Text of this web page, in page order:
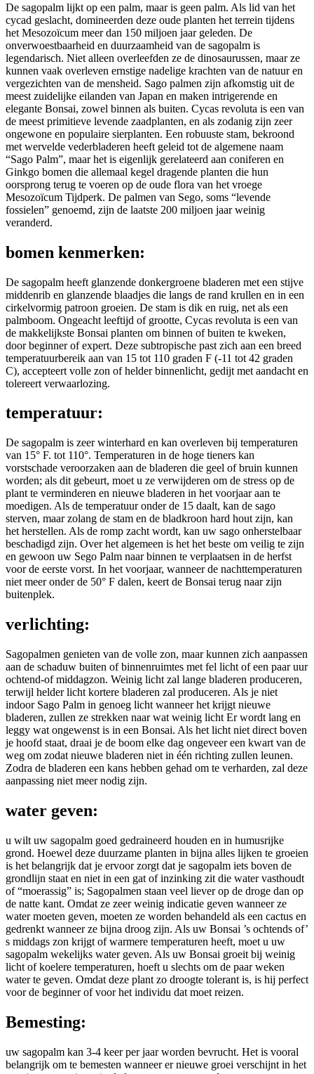
De sagopalm lijkt op een palm, maar is geen palm. Als lid van het
cycad geslacht, domineerden deze oude planten het terrein tijdens
het Mesozoïcum meer dan 150 miljoen jaar geleden. De
onverwoestbaarheid en duurzaamheid van de sagopalm is
legendarisch. Niet alleen overleefden ze de dinosaurussen, maar ze
kunnen vaak overleven ernstige nadelige krachten van de natuur en
vergezichten van de mensheid. Sago palmen zijn afkomstig uit de
meest zuidelijke eilanden van Japan en maken intrigerende en
elegante Bonsai, zowel binnen als buiten. Cycas revoluta is een van
de meest primitieve levende zaadplanten, en als zodanig zijn zeer
ongewone en populaire sierplanten. Een robuuste stam, bekroond
met wervelde vederbladeren heeft geleid tot de algemene naam
“Sago Palm”, maar het is eigenlijk gerelateerd aan coniferen en
Ginkgo bomen die allemaal kegel dragende planten die hun
oorsprong terug te voeren op de oude flora van het vroege
Mesozoïcum Tijdperk. De palmen van Sego, soms “levende
fossielen” genoemd, zijn de laatste 200 miljoen jaar weinig
veranderd.
bomen kenmerken:
De sagopalm heeft glanzende donkergroene bladeren met een stijve
middenrib en glanzende blaadjes die langs de rand krullen en in een
cirkelvormig patroon groeien. De stam is dik en ruig, net als een
palmboom. Ongeacht leeftijd of grootte, Cycas revoluta is een van
de makkelijkste Bonsai planten om binnen of buiten te kweken,
door beginner of expert. Deze subtropische past zich aan een breed
temperatuurbereik aan van 15 tot 110 graden F (-11 tot 42 graden
C), accepteert volle zon of helder binnenlicht, gedijt met aandacht en
tolereert verwaarlozing.
temperatuur:
De sagopalm is zeer winterhard en kan overleven bij temperaturen
van 15° F. tot 110°. Temperaturen in de hoge tieners kan
vorstschade veroorzaken aan de bladeren die geel of bruin kunnen
worden; als dit gebeurt, moet u ze verwijderen om de stress op de
plant te verminderen en nieuwe bladeren in het voorjaar aan te
moedigen. Als de temperatuur onder de 15 daalt, kan de sago
sterven, maar zolang de stam en de bladkroon hard hout zijn, kan
het herstellen. Als de romp zacht wordt, kan uw sago onherstelbaar
beschadigd zijn. Over het algemeen is het het beste om veilig te zijn
en gewoon uw Sego Palm naar binnen te verplaatsen in de herfst
voor de eerste vorst. In het voorjaar, wanneer de nachttemperaturen
niet meer onder de 50° F dalen, keert de Bonsai terug naar zijn
buitenplek.
verlichting:
Sagopalmen genieten van de volle zon, maar kunnen zich aanpassen
aan de schaduw buiten of binnenruimtes met fel licht of een paar uur
ochtend-of middagzon. Weinig licht zal lange bladeren produceren,
terwijl helder licht kortere bladeren zal produceren. Als je niet
indoor Sago Palm in genoeg licht wanneer het krijgt nieuwe
bladeren, zullen ze strekken naar wat weinig licht Er wordt lang en
leggy wat ongewenst is in een Bonsai. Als het licht niet direct boven
je hoofd staat, draai je de boom elke dag ongeveer een kwart van de
weg om zodat nieuwe bladeren niet in één richting zullen leunen.
Zodra de bladeren een kans hebben gehad om te verharden, zal deze
aanpassing niet meer nodig zijn.
water geven:
u wilt uw sagopalm goed gedraineerd houden en in humusrijke
grond. Hoewel deze duurzame planten in bijna alles lijken te groeien
is het belangrijk dat je ervoor zorgt dat je sagopalm iets boven de
grondlijn staat en niet in een gat of inzinking zit die water vasthoudt
of “moerassig” is; Sagopalmen staan veel liever op de droge dan op
de natte kant. Omdat ze zeer weinig indicatie geven wanneer ze
water moeten geven, moeten ze worden behandeld als een cactus en
gedrenkt wanneer ze bijna droog zijn. Als uw Bonsai ’s ochtends of’
s middags zon krijgt of warmere temperaturen heeft, moet u uw
sagopalm wekelijks water geven. Als uw Bonsai groeit bij weinig
licht of koelere temperaturen, hoeft u slechts om de paar weken
water te geven. Omdat deze plant zo droogte tolerant is, is hij perfect
voor de beginner of voor het individu dat moet reizen.
Bemesting:
uw sagopalm kan 3-4 keer per jaar worden bevrucht. Het is vooral
belangrijk om te bemesten wanneer er nieuwe groei verschijnt in het